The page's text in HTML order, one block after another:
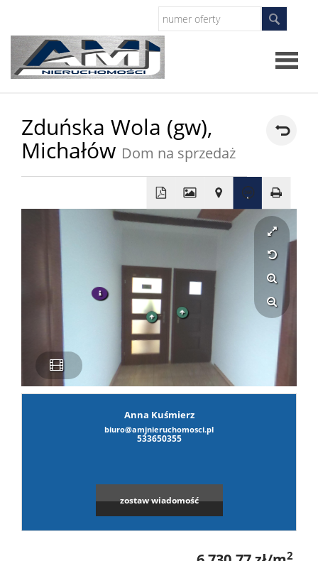
główna
O
Szukam
Mam
Zduńska Wola (gw),
Michałów Dom na sprzedaż
Anna Kuśmierz
biuro@amjnieruchomosci.pl
533650355
zostaw wiadomość
2